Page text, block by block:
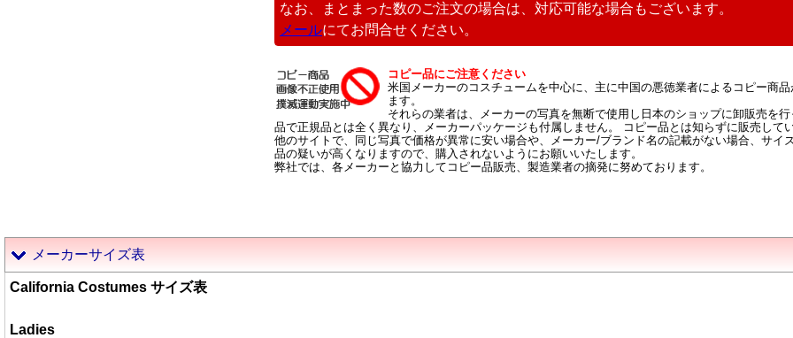
なお、まとまった数のご注文の場合は、対応可能な場合もございます。
メールにてお問合せください。
コピー品にご注意ください
米国メーカーのコスチュームを中心に、主に中国の悪徳業者によるコピー商
ます。
それらの業者は、メーカーの写真を無断で使用し日本のショップに卸販売を
品で正規品とは全く異なり、メーカーパッケージも付属しません。 コピー品とは知らずに販売して
他のサイトで、同じ写真で価格が異常に安い場合や、メーカー/ブランド名の記載がない場合、サイ
品の疑いが高くなりますので、購入されないようにお願いいたします。
弊社では、各メーカーと協力してコピー品販売、製造業者の摘発に努めております。
メーカーサイズ表
California Costumes サイズ表
Ladies